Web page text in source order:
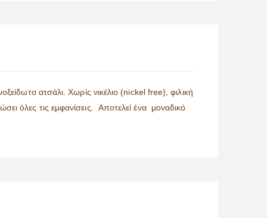
ατσάλι. Χωρίς νικέλιο (nickel free), φιλική
όλες τις εμφανίσεις. Αποτελεί ένα μοναδικό